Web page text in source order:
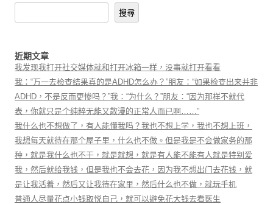
搜尋
近期文章
我发现我打开社交媒体就和打开冰箱一样，没事就打开看看
我：“万一去检查结果真的是ADHD怎么办？”朋友：“如果检查出来并非
ADHD，不是反而更惨吗？”我：“为什么？”朋友：“因为那样不就代
表，你就只是个纯粹无能又散漫的正常人而已啊……”
我什么也不想做了，有人能懂我吗？我也不想上学，我也不想上班，
我想每天就待在那个屋子里，什么也不做。但是我是不会做家务的那
种，就是我什么也不干，就是就想，就是有人能不能有人就是特别爱
我，然后就给我钱，但是我也不会去花，因为我不想出门去花钱，就
是让我活着，然后又让我待在家里，然后什么也不做，就玩手机
普通人尽量花点小钱取悦自己，就可以避免花大钱去看医生